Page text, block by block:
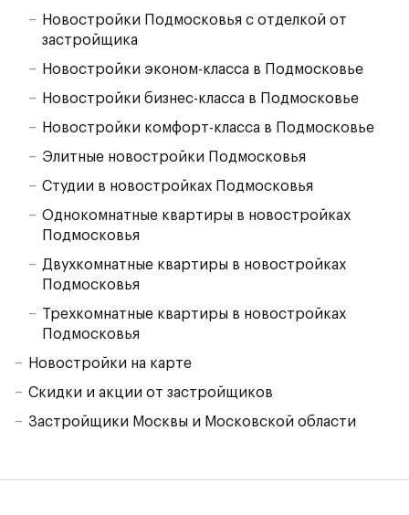
Новостройки Подмосковья с отделкой от
застройщика
Новостройки эконом-класса в Подмосковье
Новостройки бизнес-класса в Подмосковье
Новостройки комфорт-класса в Подмосковье
Элитные новостройки Подмосковья
Студии в новостройках Подмосковья
Однокомнатные квартиры в новостройках
Подмосковья
Двухкомнатные квартиры в новостройках
Подмосковья
Трехкомнатные квартиры в новостройках
Подмосковья
Новостройки на карте
Скидки и акции от застройщиков
Застройщики Москвы и Московской области